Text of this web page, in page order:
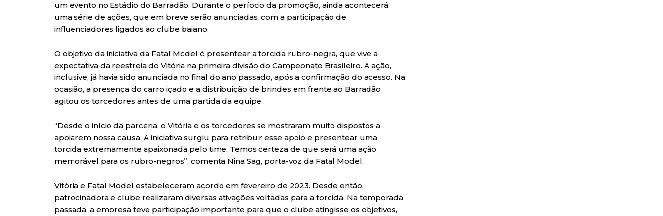
um evento no Estádio do Barradão. Durante o período da promoção, ainda acontecerá
uma série de ações, que em breve serão anunciadas, com a participação de
influenciadores ligados ao clube baiano.
O objetivo da iniciativa da Fatal Model é presentear a torcida rubro-negra, que vive a
expectativa da reestreia do Vitória na primeira divisão do Campeonato Brasileiro. A ação,
inclusive, já havia sido anunciada no final do ano passado, após a confirmação do acesso. Na
ocasião, a presença do carro içado e a distribuição de brindes em frente ao Barradão
agitou os torcedores antes de uma partida da equipe.
“Desde o início da parceria, o Vitória e os torcedores se mostraram muito dispostos a
apoiarem nossa causa. A iniciativa surgiu para retribuir esse apoio e presentear uma
torcida extremamente apaixonada pelo time. Temos certeza de que será uma ação
memorável para os rubro-negros”, comenta Nina Sag, porta-voz da Fatal Model.
Vitória e Fatal Model estabeleceram acordo em fevereiro de 2023. Desde então,
patrocinadora e clube realizaram diversas ativações voltadas para a torcida. Na temporada
passada, a empresa teve participação importante para que o clube atingisse os objetivos,